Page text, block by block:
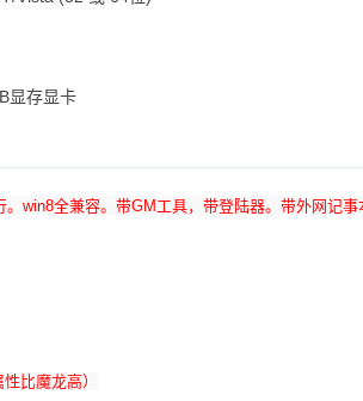
显存显卡
win8全兼容。带GM工具，带登陆器。带外网记
比魔龙高）